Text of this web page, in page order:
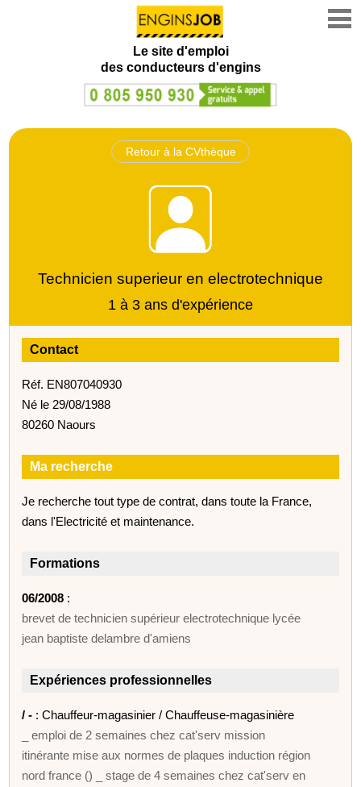
Le site d'emploi
des conducteurs d'engins
Retour à la CVthèque
Technicien superieur en electrotechnique
1 à 3 ans d'expérience
Contact
Réf. EN807040930
Né le 29/08/1988
80260 Naours
Ma recherche
Je recherche tout type de contrat, dans toute la France,
dans l'Electricité et maintenance.
Formations
06/2008 :
brevet de technicien supérieur electrotechnique lycée
jean baptiste delambre d'amiens
Expériences professionnelles
/ - : Chauffeur-magasinier / Chauffeuse-magasinière
_ emploi de 2 semaines chez cat'serv mission
itinérante mise aux normes de plaques induction région
nord france () _ stage de 4 semaines chez cat'serv en